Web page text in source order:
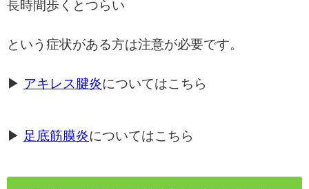
長時間歩くとつらい
という症状がある方は注意が必要です。
▶ アキレス腱炎についてはこちら
▶ 足底筋膜炎についてはこちら